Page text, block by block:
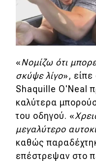
Eco
Νέα
Τεχνολογία
Mobility
Σταθμοί φόρτισης
Classic
«Νομίζω ότι
σκύψε λίγο»,
Shaquille O'Neal
καλύτερα
του οδηγού. «
μεγαλύτερο
καθώς
επέστρεψαν στο